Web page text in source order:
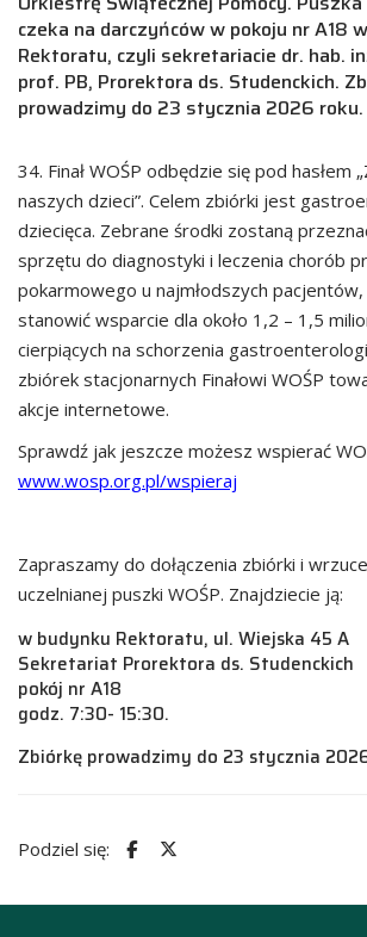
czeka na darczyńców w pokoju nr A18
Rektoratu, czyli sekretariacie dr. hab.
prof. PB, Prorektora ds. Studenckich.
prowadzimy do 23 stycznia 2026 roku.
34. Finał WOŚP odbędzie się pod hasłem
naszych dzieci”. Celem zbiórki jest
dziecięca. Zebrane środki zostaną
sprzętu do diagnostyki i leczenia chorób
pokarmowego u najmłodszych
stanowić wsparcie dla około 1,2 – 1,5
cierpiących na schorzenia
zbiórek stacjonarnych Finałowi WOŚP
akcje internetowe.
Sprawdź jak jeszcze możesz wspierać
www.wosp.org.pl/wspieraj
Zapraszamy do dołączenia zbiórki i
uczelnianej puszki WOŚP. Znajdziecie ją:
w budynku Rektoratu, ul. Wiejska 45 A
Sekretariat Prorektora ds. Studenckich
pokój nr A18
godz. 7:30- 15:30.
Zbiórkę prowadzimy do 23 stycznia
Podziel się: